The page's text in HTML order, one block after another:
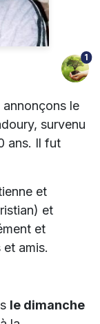
1
annonçons le
survenu
ans. Il fut
et
et
et
amis.
le dimanche